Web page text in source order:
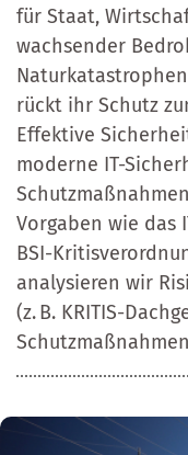
für Staat,
wachsender
rückt ihr Schutz
Effektive
moderne IT-
Vorgaben wie das
BSI-
analysieren wir
(z. B. KRITIS-